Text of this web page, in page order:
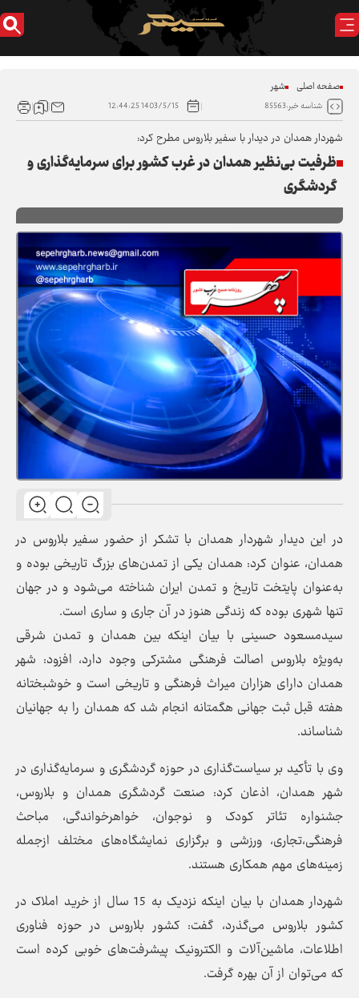
صفحه اصلی شهر
شناسه خبر:85563 1403/5/15 12:44:25
شهردار همدان در دیدار با سفیر بلاروس مطرح کرد:
ظرفیت بی‌نظیر همدان در غرب کشور برای سرمایه‌گذاری و
گردشگری
در این دیدار شهردار همدان با تشکر از حضور سفیر بلاروس در
همدان، عنوان کرد: همدان یکی از تمدن‌های بزرگ تاریخی بوده و
به‌عنوان پایتخت تاریخ و تمدن ایران شناخته می‌شود و در جهان
تنها شهری بوده که زندگی هنوز در آن جاری و ساری است.
سیدمسعود حسینی با بیان اینکه بین همدان و تمدن شرقی
به‌ویژه بلاروس اصالت فرهنگی مشترکی وجود دارد، افزود: شهر
همدان دارای هزاران میراث فرهنگی و تاریخی است و خوشبختانه
هفته قبل ثبت جهانی هگمتانه انجام شد که همدان را به جهانیان
شناساند.
وی با تأکید بر سیاست‌گذاری در حوزه گردشگری و سرمایه‌گذاری در
شهر همدان، اذعان کرد: صنعت گردشگری همدان و بلاروس،
جشنواره تئاتر کودک و نوجوان، خواهرخواندگی، مباحث
فرهنگی،تجاری، ورزشی و برگزاری نمایشگاه‌های مختلف ازجمله
زمینه‌های مهم همکاری هستند.
شهردار همدان با بیان اینکه نزدیک به 15 سال از خرید املاک در
کشور بلاروس می‌گذرد، گفت: کشور بلاروس در حوزه فناوری
اطلاعات، ماشین‌آلات و الکترونیک پیشرفت‌های خوبی کرده است
که می‌توان از آن بهره گرفت.